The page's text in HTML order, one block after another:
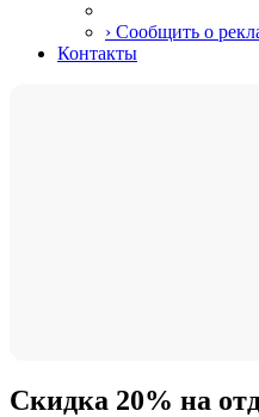
› Сообщить о
Контакты
Скидка 20% на